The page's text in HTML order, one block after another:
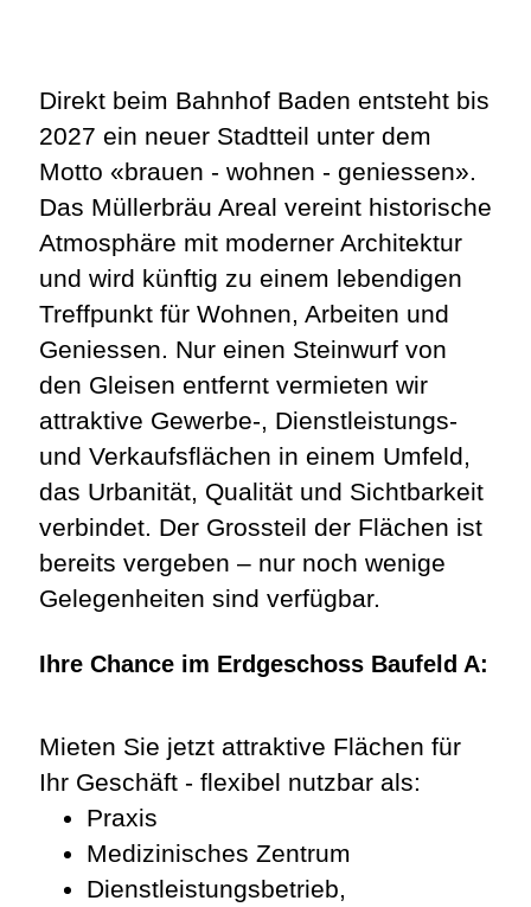
Direkt beim Bahnhof Baden entsteht bis
2027 ein neuer Stadtteil unter dem
Motto «brauen - wohnen - geniessen».
Das Müllerbräu Areal vereint historische
Atmosphäre mit moderner Architektur
und wird künftig zu einem lebendigen
Treffpunkt für Wohnen, Arbeiten und
Geniessen. Nur einen Steinwurf von
den Gleisen entfernt vermieten wir
attraktive Gewerbe-, Dienstleistungs-
und Verkaufsflächen in einem Umfeld,
das Urbanität, Qualität und Sichtbarkeit
verbindet. Der Grossteil der Flächen ist
bereits vergeben – nur noch wenige
Gelegenheiten sind verfügbar.
Ihre Chance im Erdgeschoss Baufeld A:
Mieten Sie jetzt attraktive Flächen für
Ihr Geschäft - flexibel nutzbar als:
Praxis
Medizinisches Zentrum
Dienstleistungsbetrieb,